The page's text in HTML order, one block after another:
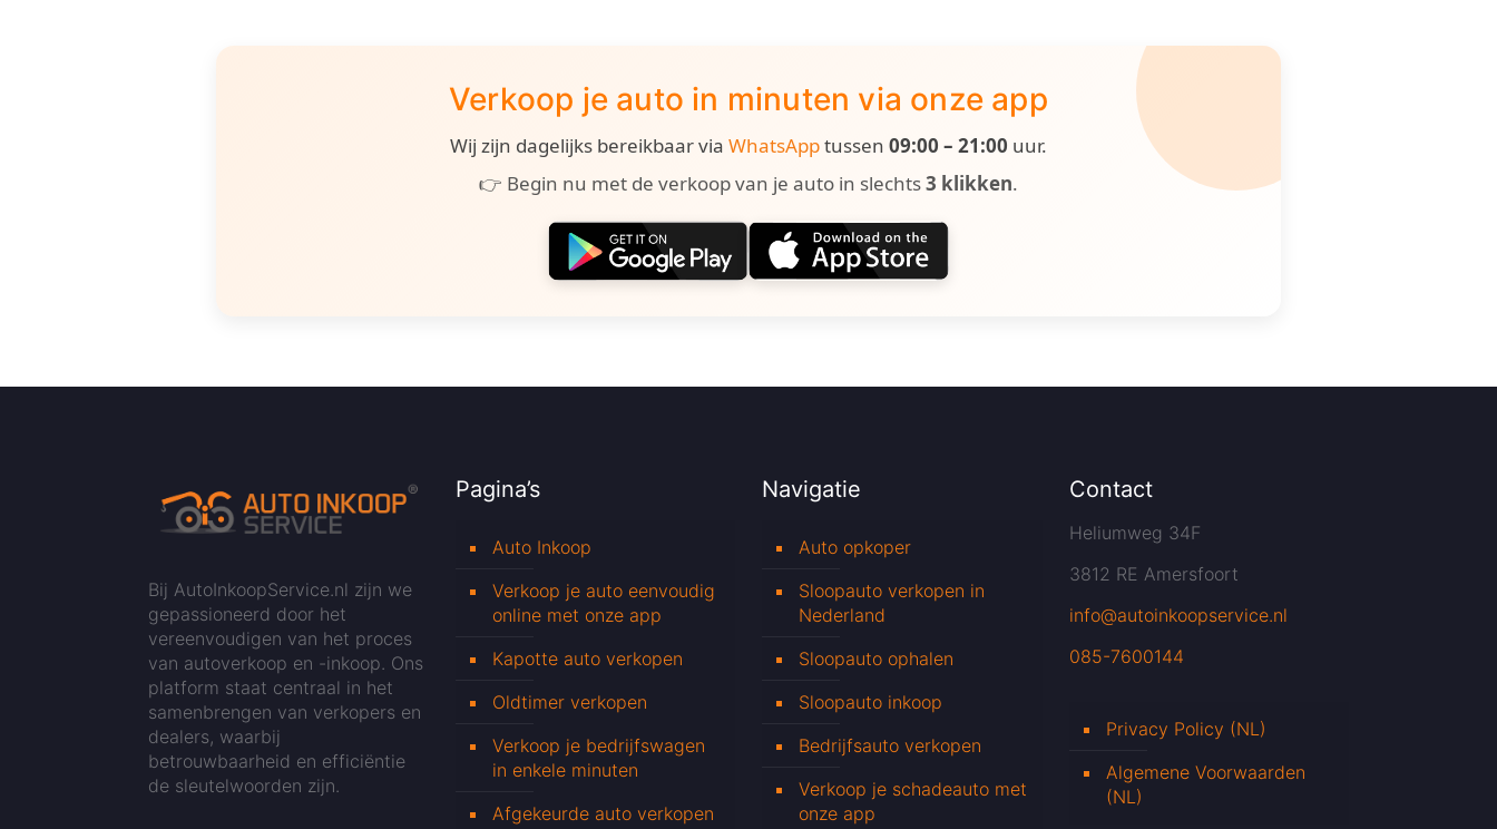
Verkoop je auto in minuten via onze app
Wij zijn dagelijks bereikbaar via WhatsApptussen 09:00 – 21:00 uur.
👉 Begin nu met de verkoop van je auto in slechts3 klikken.
Bij AutoInkoopService.nl zijn we
gepassioneerd door het
vereenvoudigen van het proces
van autoverkoop en -inkoop. Ons
platform staat centraal in het
samenbrengen van verkopers en
dealers, waarbij
betrouwbaarheid en efficiëntie
de sleutelwoorden zijn.
Pagina’s
Auto Inkoop
Verkoop je auto eenvoudig
online met onze app
Kapotte auto verkopen
Oldtimer verkopen
Verkoop je bedrijfswagen
in enkele minuten
Afgekeurde auto verkopen
Navigatie
Auto opkoper
Sloopauto verkopen in
Nederland
Sloopauto ophalen
Sloopauto inkoop
Bedrijfsauto verkopen
Verkoop je schadeauto met
onze app
Contact
Heliumweg 34F
3812 RE Amersfoort
info@autoinkoopservice.nl
085-7600144
Privacy Policy (NL)
Algemene Voorwaarden
(NL)